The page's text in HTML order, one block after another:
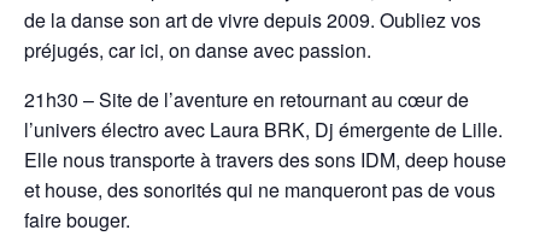
de la danse son art de vivre depuis 2009. Oubliez vos
préjugés, car ici, on danse avec passion.
21h30 – Site de l’aventure en retournant au cœur de
l’univers électro avec Laura BRK, Dj émergente de Lille.
Elle nous transporte à travers des sons IDM, deep house
et house, des sonorités qui ne manqueront pas de vous
faire bouger.